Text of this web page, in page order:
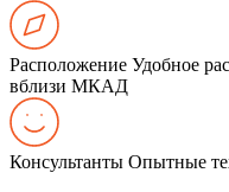
Расположение Удобное
вблизи МКАД
Консультанты Опытные